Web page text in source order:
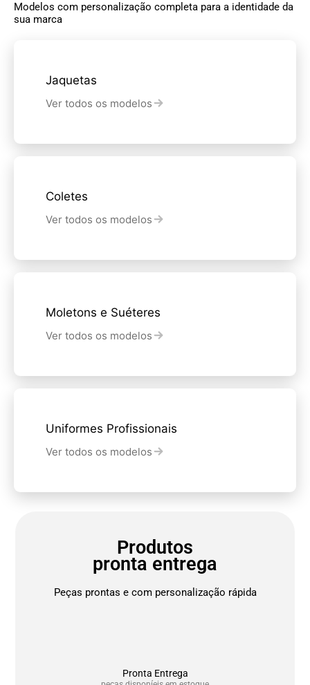
Modelos com personalização completa para a identidade da
sua marca
Jaquetas
Ver todos os modelos
Coletes
Ver todos os modelos
Moletons e Suéteres
Ver todos os modelos
Uniformes Profissionais
Ver todos os modelos
Produtos
pronta entrega
Peças prontas e com personalização rápida
Pronta Entrega